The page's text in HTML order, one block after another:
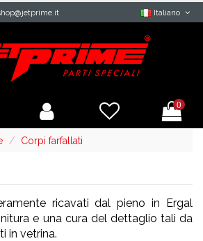
Italiano
0
Corpi farfallati
ricavati dal pieno in Ergal
e una cura del dettaglio tali da
in vetrina.